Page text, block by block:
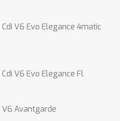
V6 Evo Elegance 4matic
V6 Evo Elegance Fl
V6 Avantgarde